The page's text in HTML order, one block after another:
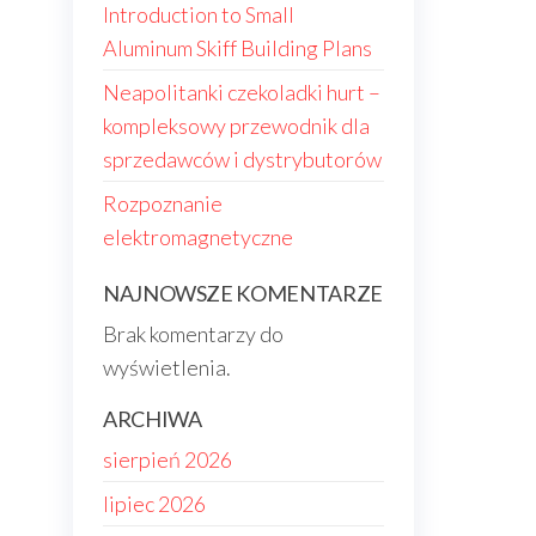
Introduction to Small
Aluminum Skiff Building Plans
Neapolitanki czekoladki hurt –
kompleksowy przewodnik dla
sprzedawców i dystrybutorów
Rozpoznanie
elektromagnetyczne
NAJNOWSZE KOMENTARZE
Brak komentarzy do
wyświetlenia.
ARCHIWA
sierpień 2026
lipiec 2026